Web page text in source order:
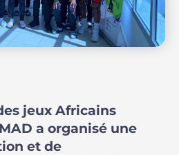
jeux Africains
a organisé une
et de